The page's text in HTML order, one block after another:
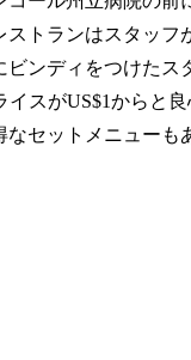
トランはスタッフ
ンディをつけたス
スがUS$1からと
セットメニューも